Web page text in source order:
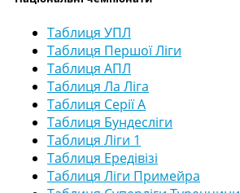
Таблиця УПЛ
Таблиця Першої Ліги
Таблиця АПЛ
Таблиця Ла Ліга
Таблиця Серії А
Таблиця Бундесліги
Таблиця Ліги 1
Таблиця Ередівізі
Таблиця Ліги Примейра